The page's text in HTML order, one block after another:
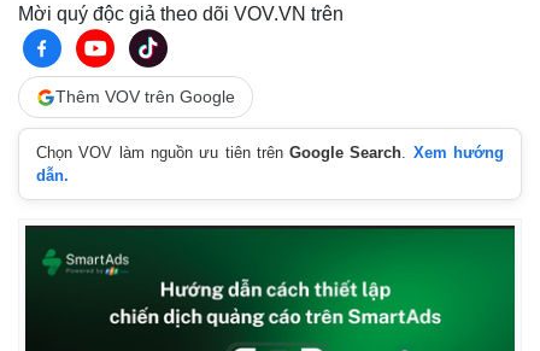
Kinh tế
Giá cà phê
Mời quý độc giả theo dõi VOV.VN trên
Thêm VOV trên Google
Chọn VOV làm nguồn ưu tiên trênGoogle Search. Xem hướng
dẫn.